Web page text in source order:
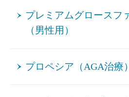
プレミアムグロースフ
（男性用）
プロペシア（AGA治療）